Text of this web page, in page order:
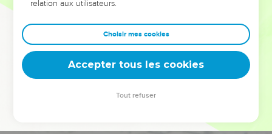
Dans cette conférence, leaders, entrepreneurs, et responsables
clés pour avancer avec plus de sagesse afin que leurs erreurs
deviennent vos tremplins. Que vous guidiez un ministère, une
équipe, un groupe ou une famille, leur expérience est faite
relation aux utilisateurs.
Choisir mes cookies
Accepter tous les cookies
Tout refuser